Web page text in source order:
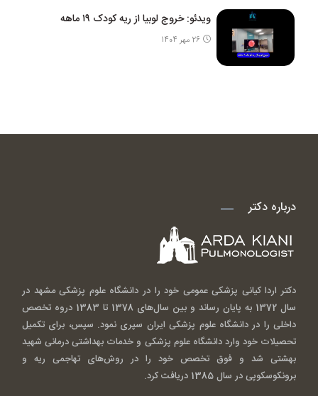
ویدئو: خروج لوبیا از ریه کودک ۱۹ ماهه
26 مهر 1404
درباره دکتر
دکتر اردا کیانی پزشکی عمومی خود را در دانشگاه علوم پزشکی مشهد در
سال 1372 به پایان رساند و بین سال‌های 1378 تا 1383 دروه تخصص
داخلی را در دانشگاه علوم پزشکی ایران سپری نمود. سپس، برای تکمیل
تحصیلات خود وارد دانشگاه علوم پزشکی و خدمات بهداشتی درمانی شهید
بهشتی شد و فوق تخصص خود را در روش‌های تهاجمی ریه و
برونکوسکوپی در سال 1385 دریافت کرد.